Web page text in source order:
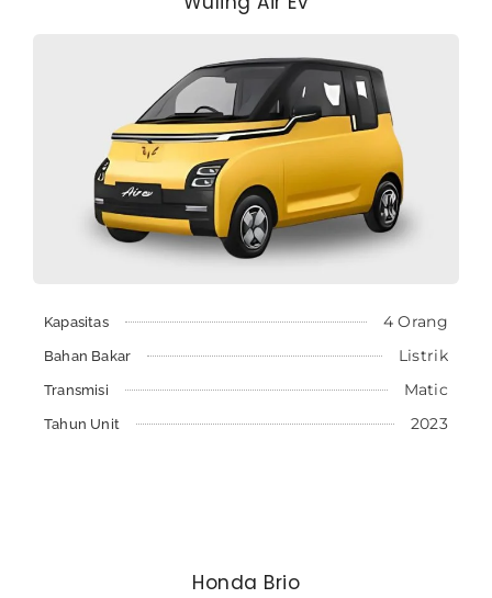
Kapasitas 4 Orang
Bahan Bakar Listrik
Transmisi Matic
Tahun Unit 2023
Honda Brio